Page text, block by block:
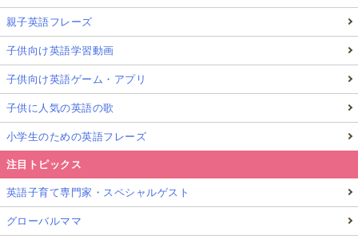
親子英語フレーズ
子供向け英語学習動画
子供向け英語ゲーム・アプリ
子供に人気の英語の歌
小学生のための英語フレーズ
注目トピックス
英語子育て専門家・スペシャルゲスト
グローバルママ